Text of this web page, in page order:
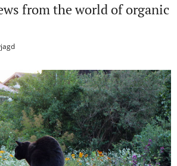
from the world of organic